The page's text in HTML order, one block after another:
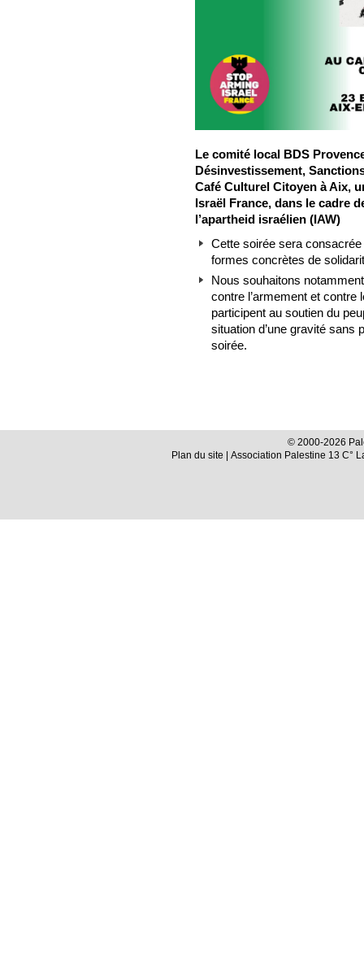
Le comité local BDS
Désinvestissement,
Café Culturel Citoyen à Aix,
Israël France, dans le cadre
l’apartheid israélien (IAW)
Cette soirée sera consacrée
formes concrètes de
Nous souhaitons
contre l’armement et
participent au soutien du
situation d’une gravité sans
soirée.
© 2000-2026
Plan du site | Association Palestine 13 C°